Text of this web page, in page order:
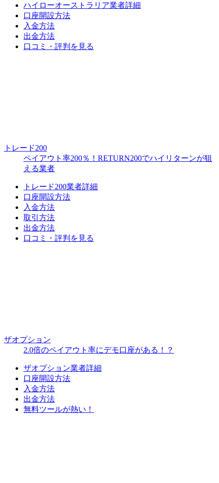
ハイローオーストラリア業者詳細
口座開設方法
入金方法
出金方法
口コミ・評判を見る
トレード200
ペイアウト率200％！RETURN200でハイリターンが狙
える業者
トレード200業者詳細
口座開設方法
入金方法
取引方法
出金方法
口コミ・評判を見る
ザオプション
2.0倍のペイアウト率にデモ口座がある！？
ザオプション業者詳細
口座開設方法
入金方法
出金方法
無料ツールが熱い！